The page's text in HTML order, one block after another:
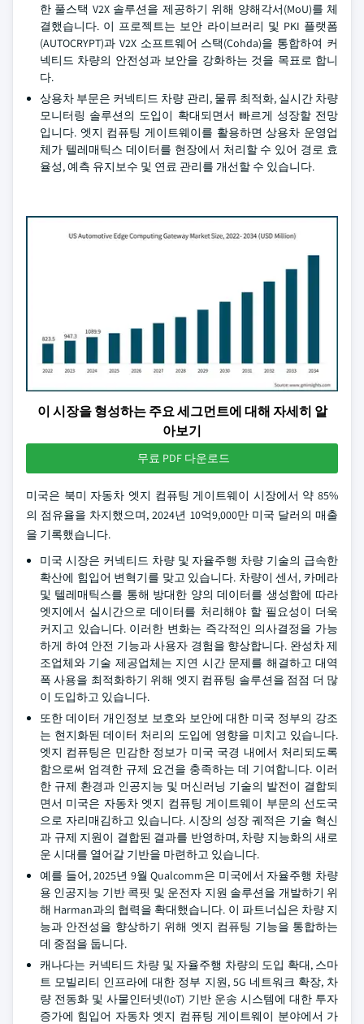
한 풀스택 V2X 솔루션을 제공하기 위해 양해각서(MoU)를 체
결했습니다. 이 프로젝트는 보안 라이브러리 및 PKI 플랫폼
(AUTOCRYPT)과 V2X 소프트웨어 스택(Cohda)을 통합하여 커
넥티드 차량의 안전성과 보안을 강화하는 것을 목표로 합니
다.
상용차 부문은 커넥티드 차량 관리, 물류 최적화, 실시간 차량
모니터링 솔루션의 도입이 확대되면서 빠르게 성장할 전망
입니다. 엣지 컴퓨팅 게이트웨이를 활용하면 상용차 운영업
체가 텔레매틱스 데이터를 현장에서 처리할 수 있어 경로 효
율성, 예측 유지보수 및 연료 관리를 개선할 수 있습니다.
이 시장을 형성하는 주요 세그먼트에 대해 자세히 알
아보기
무료 PDF 다운로드
미국은 북미 자동차 엣지 컴퓨팅 게이트웨이 시장에서 약 85%
의 점유율을 차지했으며, 2024년 10억9,000만 미국 달러의 매출
을 기록했습니다.
미국 시장은 커넥티드 차량 및 자율주행 차량 기술의 급속한
확산에 힘입어 변혁기를 맞고 있습니다. 차량이 센서, 카메라
및 텔레매틱스를 통해 방대한 양의 데이터를 생성함에 따라
엣지에서 실시간으로 데이터를 처리해야 할 필요성이 더욱
커지고 있습니다. 이러한 변화는 즉각적인 의사결정을 가능
하게 하여 안전 기능과 사용자 경험을 향상합니다. 완성차 제
조업체와 기술 제공업체는 지연 시간 문제를 해결하고 대역
폭 사용을 최적화하기 위해 엣지 컴퓨팅 솔루션을 점점 더 많
이 도입하고 있습니다.
또한 데이터 개인정보 보호와 보안에 대한 미국 정부의 강조
는 현지화된 데이터 처리의 도입에 영향을 미치고 있습니다.
엣지 컴퓨팅은 민감한 정보가 미국 국경 내에서 처리되도록
함으로써 엄격한 규제 요건을 충족하는 데 기여합니다. 이러
한 규제 환경과 인공지능 및 머신러닝 기술의 발전이 결합되
면서 미국은 자동차 엣지 컴퓨팅 게이트웨이 부문의 선도국
으로 자리매김하고 있습니다. 시장의 성장 궤적은 기술 혁신
과 규제 지원이 결합된 결과를 반영하며, 차량 지능화의 새로
운 시대를 열어갈 기반을 마련하고 있습니다.
예를 들어, 2025년 9월 Qualcomm은 미국에서 자율주행 차량
용 인공지능 기반 콕핏 및 운전자 지원 솔루션을 개발하기 위
해 Harman과의 협력을 확대했습니다. 이 파트너십은 차량 지
능과 안전성을 향상하기 위해 엣지 컴퓨팅 기능을 통합하는
데 중점을 둡니다.
캐나다는 커넥티드 차량 및 자율주행 차량의 도입 확대, 스마
트 모빌리티 인프라에 대한 정부 지원, 5G 네트워크 확장, 차
량 전동화 및 사물인터넷(IoT) 기반 운송 시스템에 대한 투자
증가에 힘입어 자동차 엣지 컴퓨팅 게이트웨이 분야에서 가